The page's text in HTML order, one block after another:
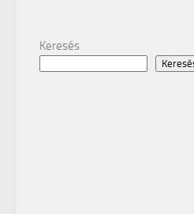
Keresés